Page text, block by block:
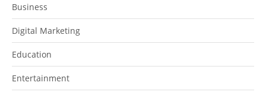
Business
Digital Marketing
Education
Entertainment